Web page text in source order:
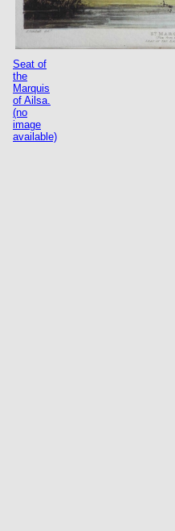
Seat of
the
Marquis
of Ailsa.
(no
image
available)